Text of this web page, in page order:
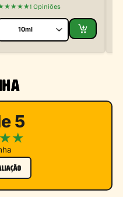
1 Opiniões
5
★★